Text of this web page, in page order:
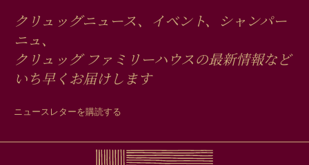
クリュッグニュース、イベント、シャンパー
ニュ、
クリュッグ ファミリーハウスの最新情報など
いち早くお届けします
ニュースレターを購読する